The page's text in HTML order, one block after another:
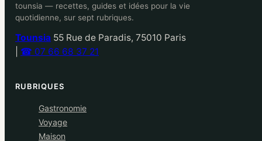
tounsia — recettes, guides et idées pour la vie
quotidienne, sur sept rubriques.
Tounsia 55 Rue de Paradis, 75010 Paris
☎ 07 66 68 37 21
RUBRIQUES
Gastronomie
Voyage
Maison